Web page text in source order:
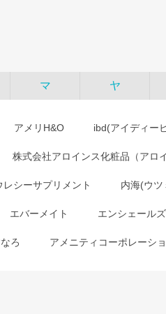
マ ヤ
アメリH&O ibd(アイディー
株式会社アロインス化粧品（アロ
レシーサプリメント 内海(ウツ
エバーメイト エンシェールズ
ろ アメニティコーポレーシ